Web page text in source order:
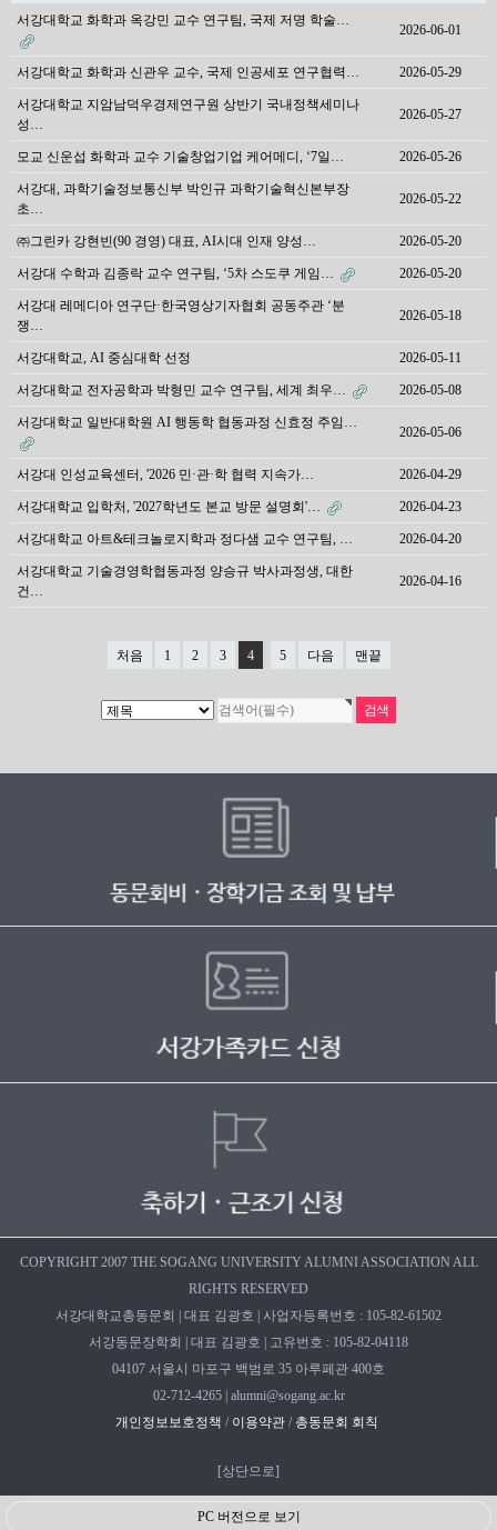
서강대학교 화학과 옥강민 교수 연구팀, 국제 저명 학술…
2026-06-01
서강대학교 화학과 신관우 교수, 국제 인공세포 연구협력… 2026-05-29
서강대학교 지암남덕우경제연구원 상반기 국내정책세미나
성…
2026-05-27
모교 신운섭 화학과 교수 기술창업기업 케어메디, ‘7일… 2026-05-26
서강대, 과학기술정보통신부 박인규 과학기술혁신본부장
초…
2026-05-22
㈜그린카 강현빈(90 경영) 대표, AI시대 인재 양성… 2026-05-20
서강대 수학과 김종락 교수 연구팀, ‘5차 스도쿠 게임… 2026-05-20
서강대 레메디아 연구단·한국영상기자협회 공동주관 ‘분
쟁…
2026-05-18
서강대학교, AI 중심대학 선정 2026-05-11
서강대학교 전자공학과 박형민 교수 연구팀, 세계 최우… 2026-05-08
서강대학교 일반대학원 AI 행동학 협동과정 신효정 주임…
2026-05-06
서강대 인성교육센터, '2026 민·관·학 협력 지속가… 2026-04-29
서강대학교 입학처, '2027학년도 본교 방문 설명회'… 2026-04-23
서강대학교 아트&테크놀로지학과 정다샘 교수 연구팀, … 2026-04-20
서강대학교 기술경영학협동과정 양승규 박사과정생, 대한
건…
2026-04-16
처음 1 2 3 4 5 다음 맨끝
COPYRIGHT 2007 THE SOGANG UNIVERSITY ALUMNI ASSOCIATION ALL
RIGHTS RESERVED
서강대학교총동문회 | 대표 김광호 | 사업자등록번호 : 105-82-61502
서강동문장학회 | 대표 김광호 | 고유번호 : 105-82-04118
04107 서울시 마포구 백범로 35 아루페관 400호
02-712-4265 | alumni@sogang.ac.kr
개인정보보호정책 / 이용약관 / 총동문회 회칙
[상단으로]
PC 버전으로 보기